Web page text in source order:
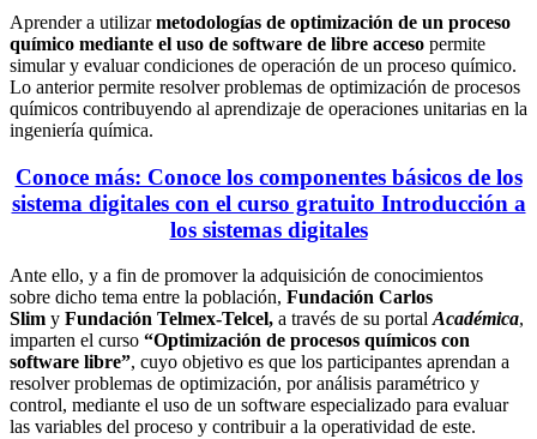
Aprender a utilizarmetodologías de optimización de un proceso
químico mediante el uso de software de libre acceso permite
simular y evaluar condiciones de operación de un proceso químico.
Lo anterior permite resolver problemas de optimización de procesos
químicos contribuyendo al aprendizaje de operaciones unitarias en la
ingeniería química.
Conoce más: Conoce los componentes básicos de los
sistema digitales con el curso gratuito Introducción a
los sistemas digitales
Ante ello, y a fin de promover la adquisición de conocimientos
sobre dicho tema entre la población, Fundación Carlos
Slim y Fundación Telmex-Telcel, a través de su portal Académica,
imparten el curso “Optimización de procesos químicos con
software libre”, cuyo objetivo es que los participantes aprendan a
resolver problemas de optimización, por análisis paramétrico y
control, mediante el uso de un software especializado para evaluar
las variables del proceso y contribuir a la operatividad de este.